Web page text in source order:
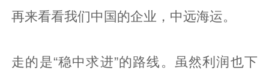
再来看看我们中国的企业，中远海运。
走的是“稳中求进”的路线。虽然利润也下